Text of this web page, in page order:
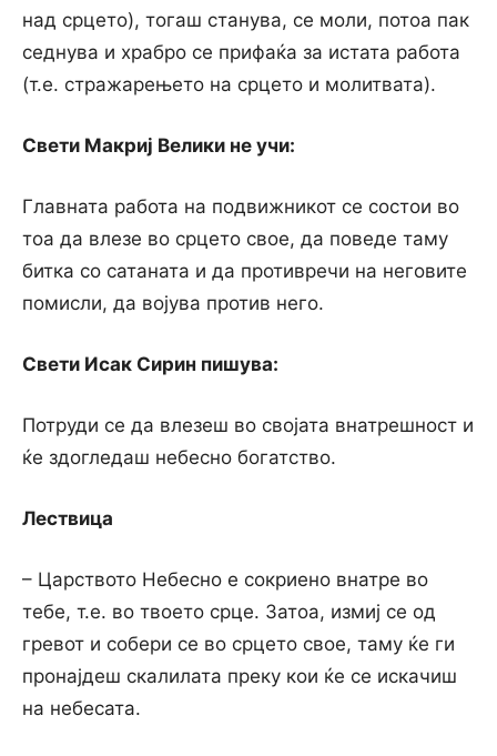
над срцето), тогаш станува, се моли, потоа пак
седнува и храбро се прифаќа за истата работа
(т.е. стражарењето на срцето и молитвата).
Свети Макриј Велики не учи:
Главната работа на подвижникот се состои во
тоа да влезе во срцето свое, да поведе таму
битка со сатаната и да противречи на неговите
помисли, да војува против него.
Свети Исак Сирин пишува:
Потруди се да влезеш во својата внатрешност и
ќе здогледаш небесно богатство.
Лествица
– Царството Небесно е сокриено внатре во
тебе, т.е. во твоето срце. Затоа, измиј се од
гревот и собери се во срцето свое, таму ќе ги
пронајдеш скалилата преку кои ќе се искачиш
на небесата.